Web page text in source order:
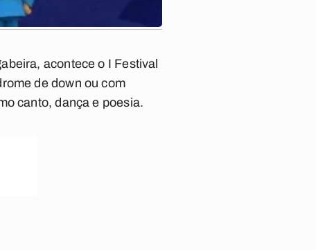
acontece o I Festival
de down ou com
canto, dança e poesia.